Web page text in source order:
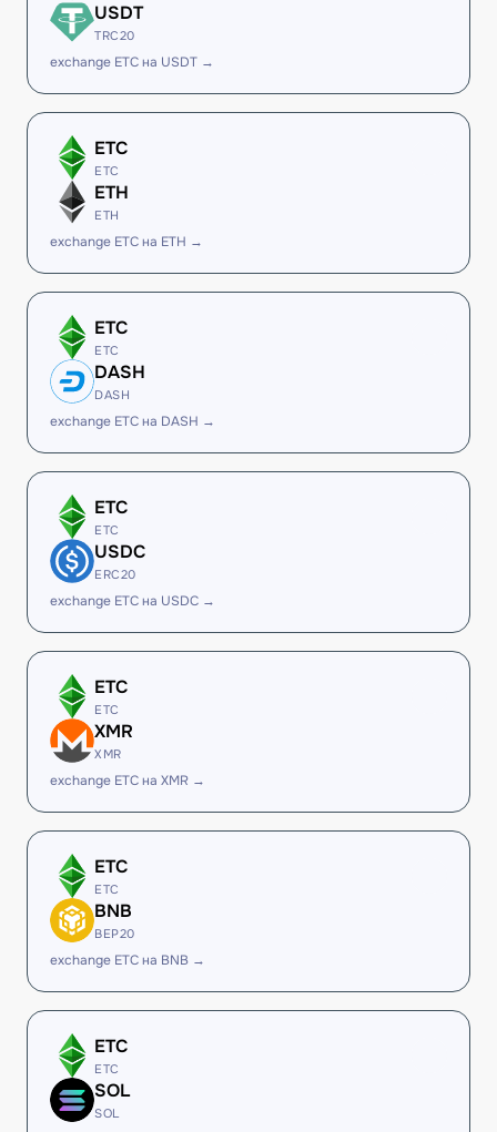
USDT
TRC20
exchange ETC на USDT →
ETC
ETC
ETH
ETH
exchange ETC на ETH →
ETC
ETC
DASH
DASH
exchange ETC на DASH →
ETC
ETC
USDC
ERC20
exchange ETC на USDC →
ETC
ETC
XMR
XMR
exchange ETC на XMR →
ETC
ETC
BNB
BEP20
exchange ETC на BNB →
ETC
ETC
SOL
SOL